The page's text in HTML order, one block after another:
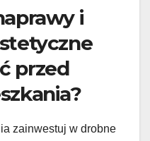
i
przed
zainwestuj w drobne